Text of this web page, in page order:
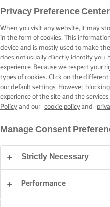
3 h tempo di
Privacy Preference Center
When you visit any website, it may
in the form of cookies. This
device and is mostly used to make
does not usually directly identify you,
experience. Because we respect your
types of cookies. Click on the
our default settings. However,
experience of the site and the
Policyand our cookie policyand
Manage Consent
Strictly Necessary
Performance